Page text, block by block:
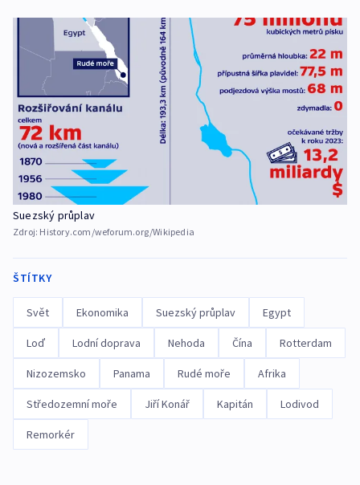
Suezský průplav
Zdroj: History.com/weforum.org/Wikipedia
ŠTÍTKY
Svět Ekonomika Suezský průplav Egypt
Loď Lodní doprava Nehoda Čína Rotterdam
Nizozemsko Panama Rudé moře Afrika
Středozemní moře Jiří Konář Kapitán Lodivod
Remorkér